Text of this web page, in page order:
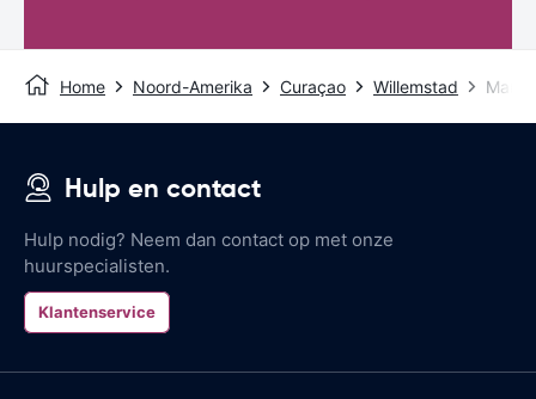
Home Noord-Amerika Curaçao Willemstad
Hulp en contact
Hulp nodig? Neem dan contact op met onze
huurspecialisten.
Klantenservice